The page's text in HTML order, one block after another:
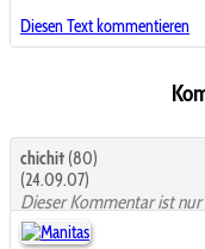
Diesen Text kommentieren
chichi† (80)
(24.09.07)
Dieser Kommentar ist